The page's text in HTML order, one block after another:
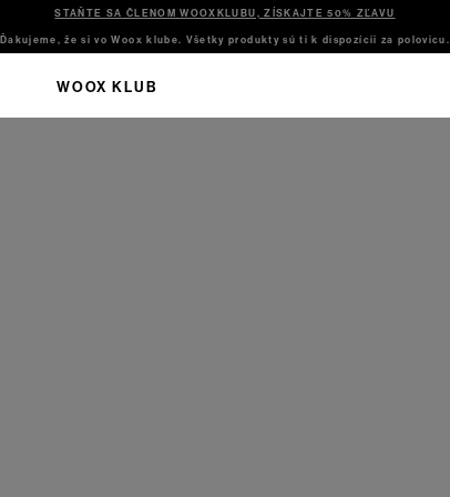
STAŇTE SA ČLENOM WOOXKLUBU, ZÍSKAJTE 50% ZĽAVU
Ďakujeme, že si vo Woox klube. Všetky produkty sú ti k dispozícii za polovicu.
WOOX KLUB